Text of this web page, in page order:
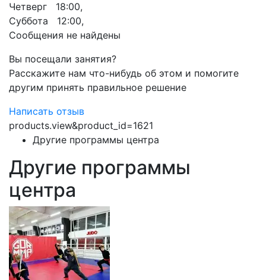
Четверг 18:00,
Суббота 12:00,
Сообщения не найдены
Вы посещали занятия?
Расскажите нам что-нибудь об этом и помогите
другим принять правильное решение
Написать отзыв
products.view&product_id=1621
Другие программы центра
Другие программы
центра